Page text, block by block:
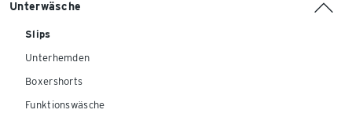
Unterwäsche
Slips
Unterhemden
Boxershorts
Funktionswäsche